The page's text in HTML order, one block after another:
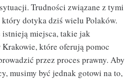
Trudności związane z tymi
dotyka dziś wielu Polaków.
istnieją miejsca, takie jak
które oferują pomoc
przez proces prawny. Aby
musimy być jednak gotowi na to,